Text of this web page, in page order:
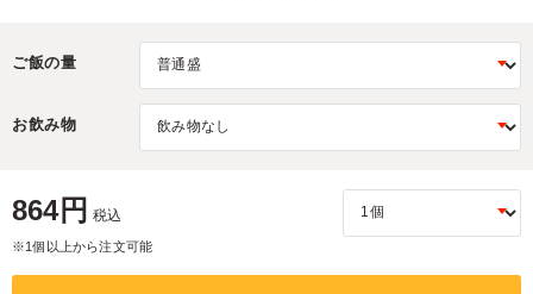
ご飯の量
お飲み物
864円 税込
※1個以上から注文可能